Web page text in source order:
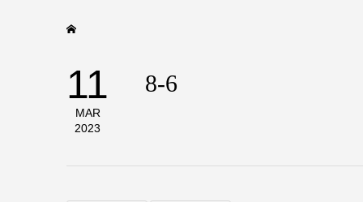
11
MAR
2023
8-6